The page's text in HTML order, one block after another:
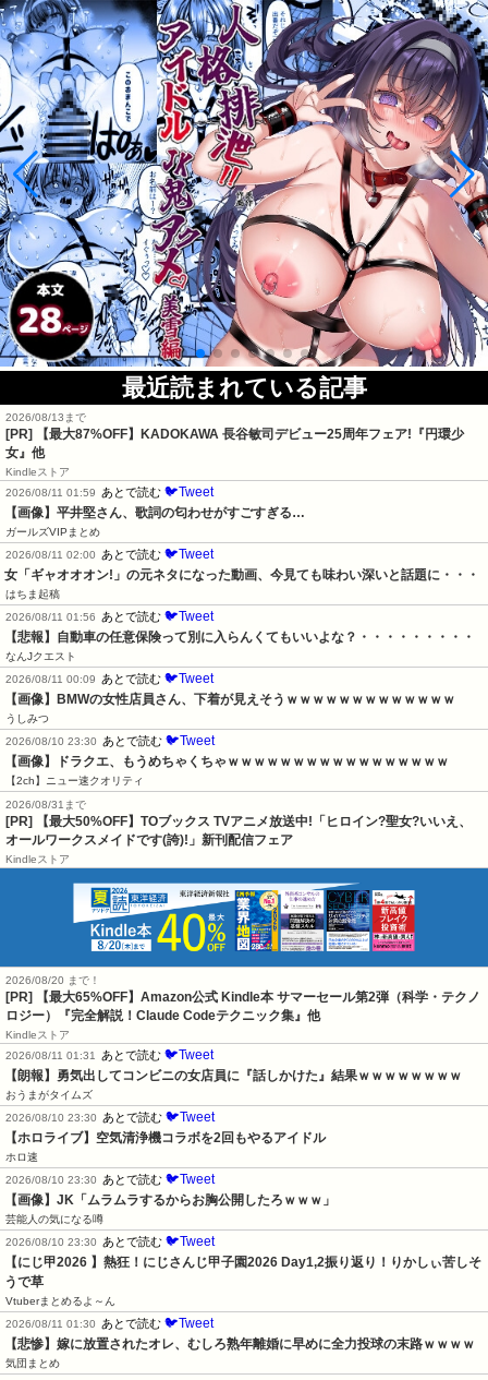
最近読まれている記事
2026/08/13まで
[PR] 【最大87%OFF】KADOKAWA 長谷敏司デビュー25周年フェア!『円環少
女』他
Kindleストア
2026/08/11 01:59
あとで読む 🐦Tweet
【画像】平井堅さん、歌詞の匂わせがすごすぎる…
ガールズVIPまとめ
2026/08/11 02:00
あとで読む 🐦Tweet
女「ギャオオオン!」の元ネタになった動画、今見ても味わい深いと話題に・・・
はちま起稿
2026/08/11 01:56
あとで読む 🐦Tweet
【悲報】自動車の任意保険って別に入らんくてもいいよな？・・・・・・・・・
なんJクエスト
2026/08/11 00:09
あとで読む 🐦Tweet
【画像】BMWの女性店員さん、下着が見えそうｗｗｗｗｗｗｗｗｗｗｗｗｗ
うしみつ
2026/08/10 23:30
あとで読む 🐦Tweet
【画像】ドラクエ、もうめちゃくちゃｗｗｗｗｗｗｗｗｗｗｗｗｗｗｗｗｗ
【2ch】ニュー速クオリティ
2026/08/31まで
[PR] 【最大50%OFF】TOブックス TVアニメ放送中!「ヒロイン?聖女?いいえ、
オールワークスメイドです(誇)!」新刊配信フェア
Kindleストア
2026/08/20 まで！
[PR]
【最大65%OFF】Amazon公式 Kindle本 サマーセール第2弾（科学・テクノ
ロジー）『完全解説！Claude Codeテクニック集』他
Kindleストア
2026/08/11 01:31
あとで読む 🐦Tweet
【朗報】勇気出してコンビニの女店員に『話しかけた』結果ｗｗｗｗｗｗｗｗ
おうまがタイムズ
2026/08/10 23:30
あとで読む 🐦Tweet
【ホロライブ】空気清浄機コラボを2回もやるアイドル
ホロ速
2026/08/10 23:30
あとで読む 🐦Tweet
【画像】JK「ムラムラするからお胸公開したろｗｗｗ」
芸能人の気になる噂
2026/08/10 23:30
あとで読む 🐦Tweet
【にじ甲2026 】熱狂！にじさんじ甲子園2026 Day1,2振り返り！りかしぃ苦しそ
うで草
Vtuberまとめるよ～ん
2026/08/11 01:30
あとで読む 🐦Tweet
【悲惨】嫁に放置されたオレ、むしろ熟年離婚に早めに全力投球の末路ｗｗｗｗ
気団まとめ